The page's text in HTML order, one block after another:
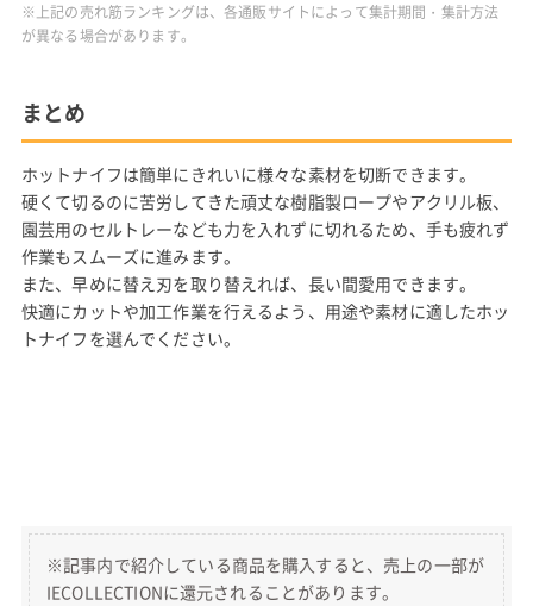
※上記の売れ筋ランキングは、各通販サイトによって集計期間・集計方法
が異なる場合があります。
まとめ
ホットナイフは簡単にきれいに様々な素材を切断できます。
硬くて切るのに苦労してきた頑丈な樹脂製ロープやアクリル板、
園芸用のセルトレーなども力を入れずに切れるため、手も疲れず
作業もスムーズに進みます。
また、早めに替え刃を取り替えれば、長い間愛用できます。
快適にカットや加工作業を行えるよう、用途や素材に適したホッ
トナイフを選んでください。
※記事内で紹介している商品を購入すると、売上の一部が
IECOLLECTIONに還元されることがあります。